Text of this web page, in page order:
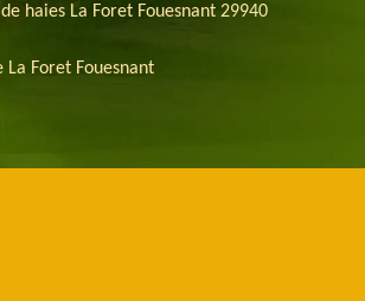
haies La Foret Fouesnant 29940
La Foret Fouesnant